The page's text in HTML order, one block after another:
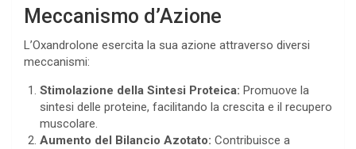
Meccanismo d’Azione
L’Oxandrolone esercita la sua azione attraverso diversi
meccanismi:
Stimolazione della Sintesi Proteica: Promuove la
sintesi delle proteine, facilitando la crescita e il recupero
muscolare.
Aumento del Bilancio Azotato: Contribuisce a